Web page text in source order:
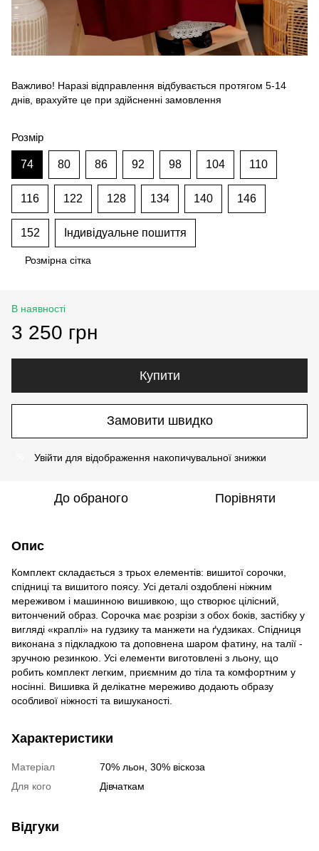
Важливо! Наразі відправлення відбувається протягом 5-14
днів, врахуйте це при здійсненні замовлення
Розмір
74 80 86 92 98 104 110
116 122 128 134 140 146
152 Індивідуальне пошиття
Розмірна сітка
В наявності
3 250 грн
Купити
Замовити швидко
Увійти для відображення накопичувальної знижки
До обраного Порівняти
Опис
Комплект складається з трьох елементів: вишитої сорочки,
спідниці та вишитого поясу. Усі деталі оздоблені ніжним
мереживом і машинною вишивкою, що створює цілісний,
витончений образ. Сорочка має розрізи з обох боків, застібку у
вигляді «краплі» на гудзику та манжети на ґудзиках. Спідниця
виконана з підкладкою та доповнена шаром фатину, на талії -
зручною резинкою. Усі елементи виготовлені з льону, що
робить комплект легким, приємним до тіла та комфортним у
носінні. Вишивка й делікатне мереживо додають образу
особливої ніжності та вишуканості.
Характеристики
Матеріал
70% льон, 30% віскоза
Для кого
Дівчаткам
Відгуки